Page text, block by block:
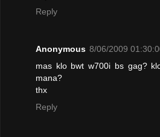
Reply
Anonymous 8/06/2009
mas klo bwt w700i bs gag?
mana?
thx
Reply